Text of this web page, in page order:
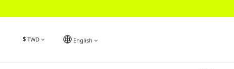
$ TWD English